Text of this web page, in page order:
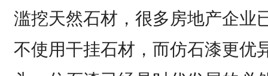
滥挖天然石材，很多房地产企业
不使用干挂石材，而仿石漆更优